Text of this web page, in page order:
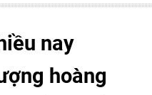
nay
hoàng